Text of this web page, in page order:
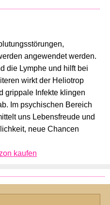
angewendet werden.
die Lymphe und hilft bei
wirkt der Heliotrop
grippale Infekte klingen
Im psychischen Bereich
uns Lebensfreude und
neue Chancen
kaufen